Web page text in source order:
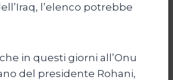
l’elenco potrebbe
in questi giorni all’Onu
del presidente Rohani,